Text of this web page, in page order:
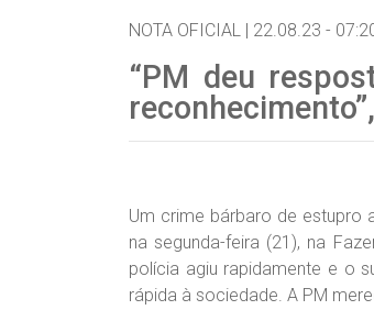
NOTA OFICIAL | 22.08.23 -
“PM deu
Um crime bárbaro de estupro
na segunda-feira (21), na
polícia agiu rapidamente e o
rápida à sociedade. A PM